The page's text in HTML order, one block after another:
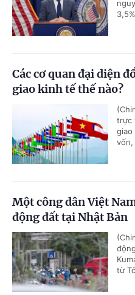
Các cơ quan đại diện
giao kinh tế thế nào?
trực
giao
vốn,
Một công dân Việt
động đất tại Nhật Bản
từ